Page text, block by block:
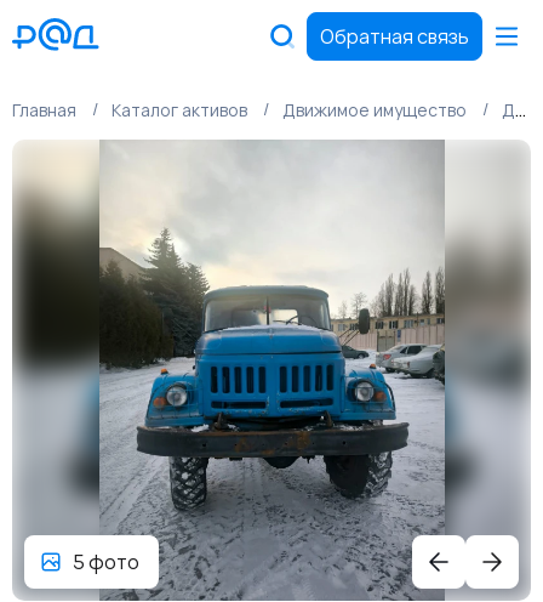
Обратная связь
Главная Каталог активов Движимое имущество Движимое имущество
5 фото